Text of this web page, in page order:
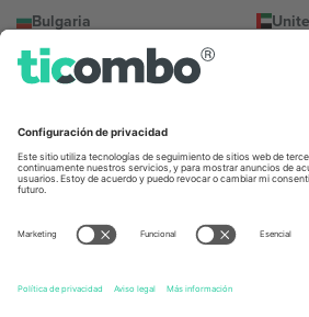
Bulgaria
Regus Sofia City West, bul
Totleben 53-55, 1606 Sofia,
UAE
Mexico
Av Chapultepec 360, Roma
Norte, Cuauhtémoc, 06700
Ciudad de México, CDMX,
Mexico
La entidad jurídica del proveedor de la